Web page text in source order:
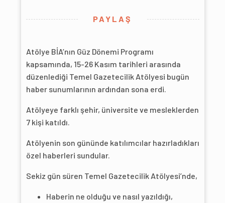
PAYLAŞ
Atölye BİA’nın Güz Dönemi Programı
kapsamında, 15-26 Kasım tarihleri arasında
düzenlediği Temel Gazetecilik Atölyesi bugün
haber sunumlarının ardından sona erdi.
Atölyeye farklı şehir, üniversite ve mesleklerden
7 kişi katıldı.
Atölyenin son gününde katılımcılar hazırladıkları
özel haberleri sundular.
Sekiz gün süren Temel Gazetecilik Atölyesi’nde,
Haberin ne olduğu ve nasıl yazıldığı,